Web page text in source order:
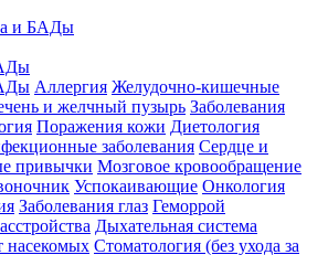
и БАДы
Аллергия Желудочно-кишечные
и желчный пузырь Заболевания
Поражения кожи Диетология
заболевания Сердце и
привычки Мозговое кровообращение
Успокаивающие Онкология
Заболевания глаз Геморрой
Дыхательная система
насекомых Стоматология (без ухода за